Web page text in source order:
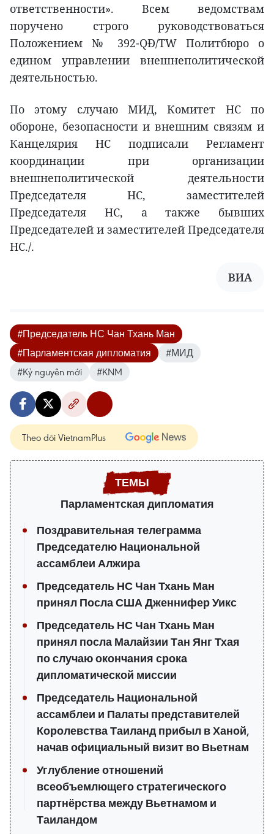
ответственности». Всем ведомствам
поручено строго руководствоваться
Положением № 392-QĐ/TW Политбюро о
едином управлении внешнеполитической
деятельностью.
По этому случаю МИД, Комитет НС по
обороне, безопасности и внешним связям и
Канцелярия НС подписали Регламент
координации при организации
внешнеполитической деятельности
Председателя НС, заместителей
Председателя НС, а также бывших
Председателей и заместителей Председателя
НС./.
ВИА
#Председатель НС Чан Тхань Ман
#Парламентская дипломатия
#МИД
#Kỷ nguyên mới
#KNM
Theo dõi VietnamPlus
Парламентская дипломатия
Поздравительная телеграмма
Председателю Национальной
ассамблеи Алжира
Председатель НС Чан Тхань Ман
принял Посла США Дженнифер Уикс
Председатель НС Чан Тхань Ман
принял посла Малайзии Тан Янг Тхая
по случаю окончания срока
дипломатической миссии
Председатель Национальной
ассамблеи и Палаты представителей
Королевства Таиланд прибыл в Ханой,
начав официальный визит во Вьетнам
Углубление отношений
всеобъемлющего стратегического
партнёрства между Вьетнамом и
Таиландом